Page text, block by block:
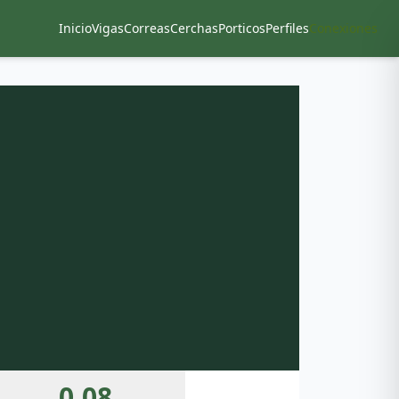
InicioVigasCorreasCerchasPorticosPerfilesConexiones